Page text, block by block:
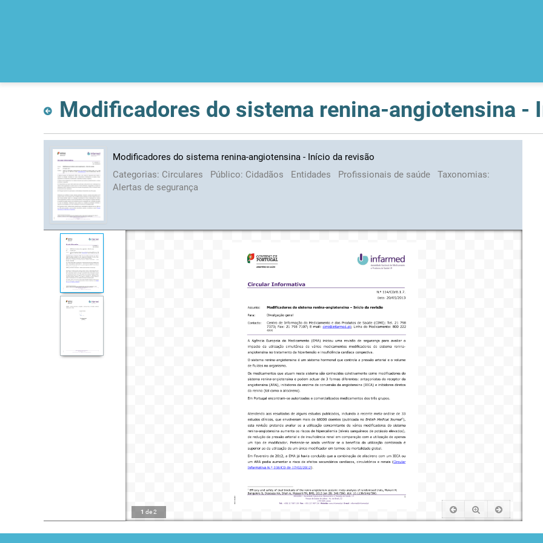
Modificadores do sistema renina-angiotensina -
Modificadores do sistema renina-angiotensina - Início da revisão
Categorias: Circulares Público: Cidadãos Entidades Profissionais de saúde
Taxonomias:
Alertas de segurança
1 de2